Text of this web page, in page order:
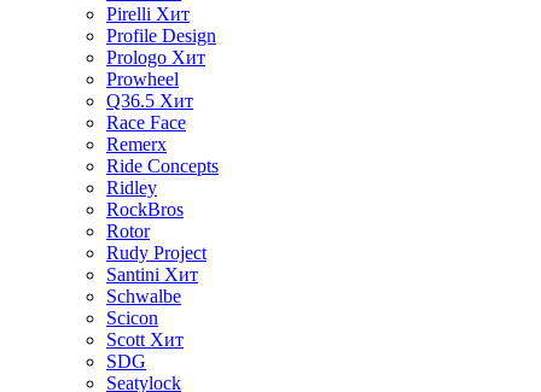
Pirelli Хит
Profile Design
Prologo Хит
Prowheel
Q36.5 Хит
Race Face
Remerx
Ride Concepts
Ridley
RockBros
Rotor
Rudy Project
Santini Хит
Schwalbe
Scicon
Scott Хит
SDG
Seatylock